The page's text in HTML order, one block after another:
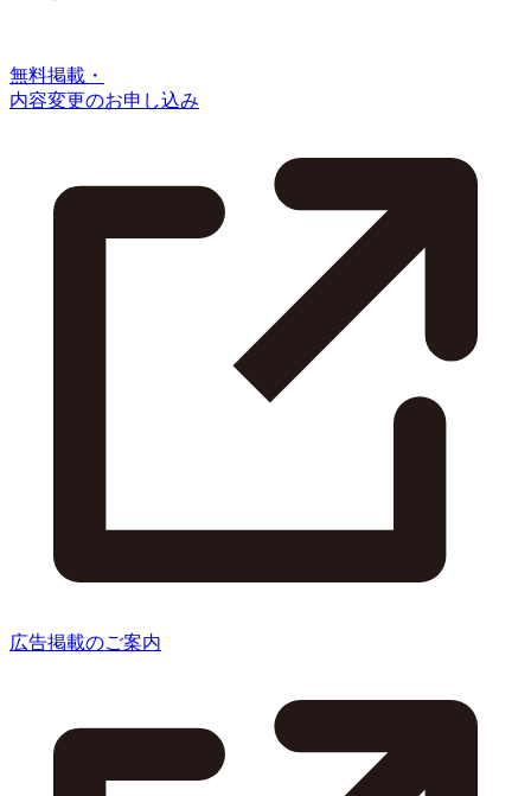
無料掲載・
内容変更のお申し込み
広告掲載のご案内